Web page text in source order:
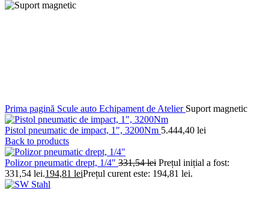
Prima pagină Scule auto Echipament de Atelier Suport magnetic
Pistol pneumatic de impact, 1″, 3200Nm 5.444,40 lei
Back to products
Polizor pneumatic drept, 1/4" 331,54lei Prețul inițial a fost:
331,54 lei.194,81 leiPrețul curent este: 194,81 lei.